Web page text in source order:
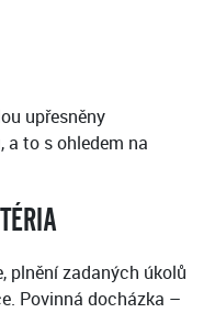
upřesněny
a to s ohledem na
plnění zadaných úkolů
Povinná docházka –